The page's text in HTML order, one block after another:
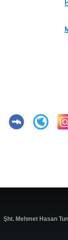
Şht. Mehmet Hasan